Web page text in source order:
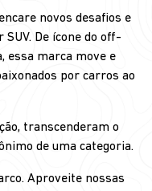
novos desafios e
De ícone do off-
essa marca move e
por carros ao
transcenderam o
de uma categoria.
Aproveite nossas